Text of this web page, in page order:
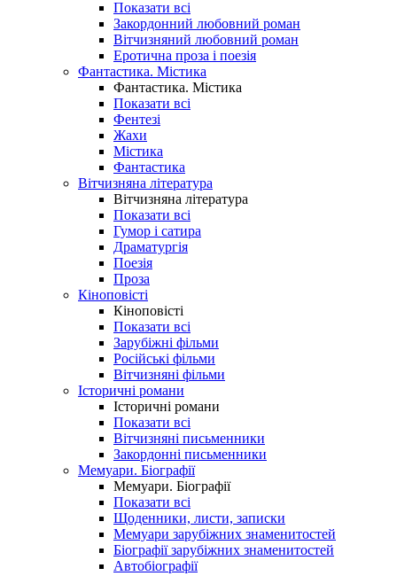
Показати всі
Закордонний любовний роман
Вітчизняний любовний роман
Еротична проза і поезія
Фантастика. Містика
Фантастика. Містика
Показати всі
Фентезі
Жахи
Містика
Фантастика
Вітчизняна література
Вітчизняна література
Показати всі
Гумор і сатира
Драматургія
Поезія
Проза
Кіноповісті
Кіноповісті
Показати всі
Зарубіжні фільми
Російські фільми
Вітчизняні фільми
Історичні романи
Історичні романи
Показати всі
Вітчизняні письменники
Закордонні письменники
Мемуари. Біографії
Мемуари. Біографії
Показати всі
Щоденники, листи, записки
Мемуари зарубіжних знаменитостей
Біографії зарубіжних знаменитостей
Автобіографії